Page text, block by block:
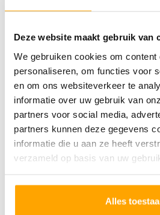
Deze website maakt gebruik van
We gebruiken cookies om content
personaliseren, om functies voor
en om ons websiteverkeer te
informatie over uw gebruik van
partners voor social media,
partners kunnen deze gegevens
informatie die u aan ze heeft
verzameld op basis van uw
Alles
- Zitkamer over volle
Bijzonderheden 1e
- 3 slaapkamers
- Frans balkon aan
- Badkamer met
toilet
Bijzonderheden 2e
- Witgoedaansluiting